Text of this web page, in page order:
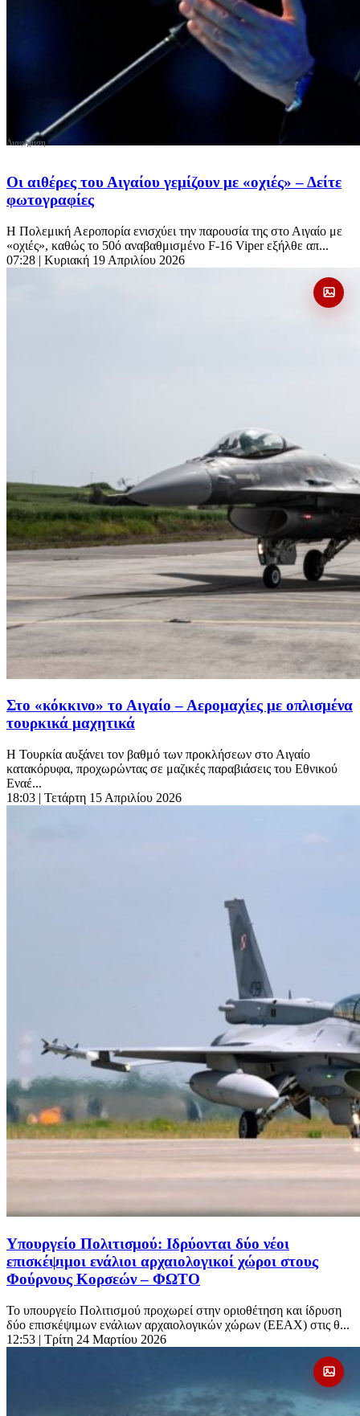
Οι αιθέρες του Αιγαίου γεμίζουν με «οχιές» – Δείτε
φωτογραφίες
Η Πολεμική Αεροπορία ενισχύει την παρουσία της στο Αιγαίο με
«οχιές», καθώς το 50ό αναβαθμισμένο F-16 Viper εξήλθε απ...
07:28 | Κυριακή 19 Απριλίου 2026
Στο «κόκκινο» το Αιγαίο – Αερομαχίες με οπλισμένα
τουρκικά μαχητικά
Η Τουρκία αυξάνει τον βαθμό των προκλήσεων στο Αιγαίο
κατακόρυφα, προχωρώντας σε μαζικές παραβιάσεις του Εθνικού
Εναέ...
18:03 | Τετάρτη 15 Απριλίου 2026
Υπουργείο Πολιτισμού: Ιδρύονται δύο νέοι
επισκέψιμοι ενάλιοι αρχαιολογικοί χώροι στους
Φούρνους Κορσεών – ΦΩΤΟ
Το υπουργείο Πολιτισμού προχωρεί στην οριοθέτηση και ίδρυση
δύο επισκέψιμων ενάλιων αρχαιολογικών χώρων (ΕΕΑΧ) στις θ...
12:53 | Τρίτη 24 Μαρτίου 2026